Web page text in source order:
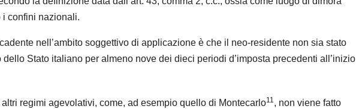
confini nazionali.
nell’ambito soggettivo di applicazione è che il neo-residente non sia stato
Stato italiano per almeno nove dei dieci periodi d’imposta precedenti all’inizio
regimi agevolativi, come, ad esempio quello di Montecarlo11, non viene fatto